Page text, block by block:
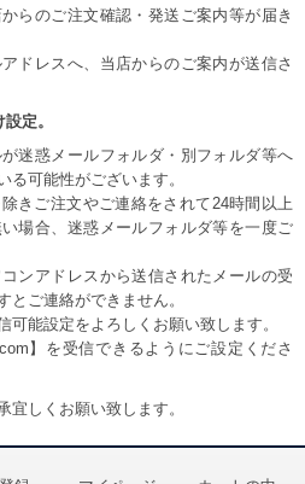
らのご注文確認・発送ご案内等が届き
ドレスへ、当店からのご案内が送信さ
定。
迷惑メールフォルダ・別フォルダ等へ
る可能性がございます。
きご注文やご連絡をされて24時間以上
場合、迷惑メールフォルダ等を一度ご
ンアドレスから送信されたメールの受
とご連絡ができません。
可能設定をよろしくお願い致します。
】を受信できるようにご設定くださ
宜しくお願い致します。